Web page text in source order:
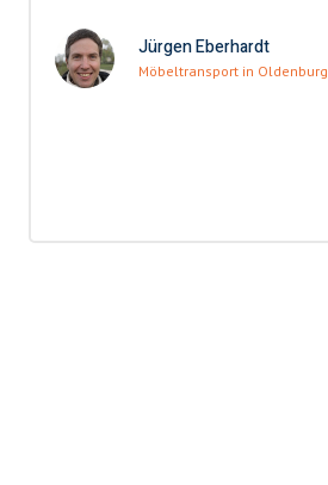
Jürgen Eberhardt
Möbeltransport in Oldenburg